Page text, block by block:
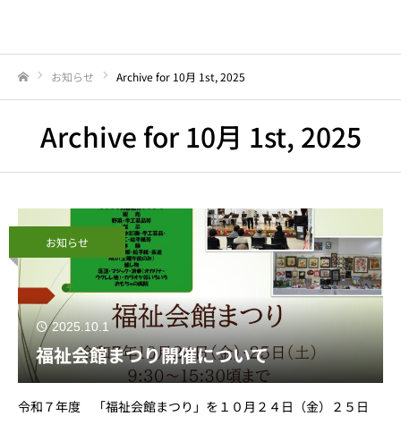
お知らせ Archive for 10月 1st, 2025
Archive for 10月 1st, 2025
お知らせ
2025.10.1
福祉会館まつり開催について
令和７年度 「福祉会館まつり」を１０月２４日（金）２５日